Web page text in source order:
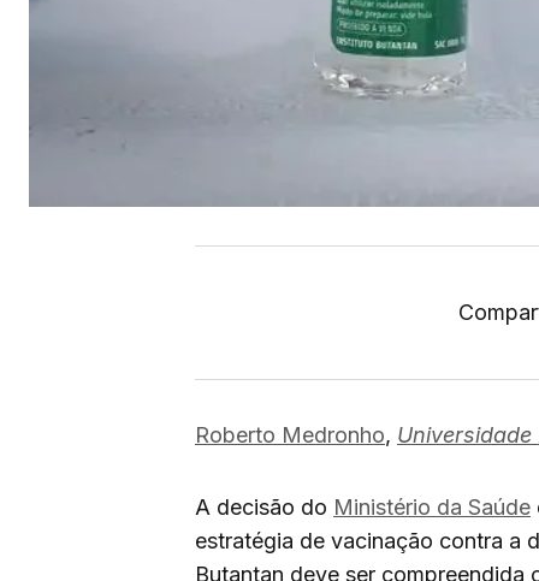
Roberto Medronho, Universidade
A decisão do Ministério da Saúde
estratégia de vacinação contra a
Butantan deve ser compreendida